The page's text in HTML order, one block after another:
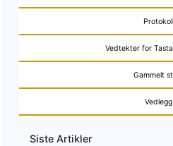
Protokoll
Vedtekter for
Gammelt
Vedlegg
Siste Artikler